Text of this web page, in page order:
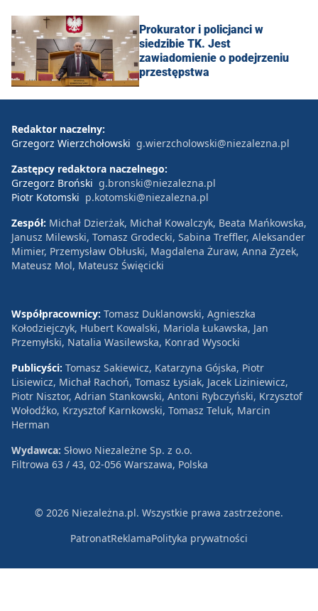
Prokurator i policjanci w
siedzibie TK. Jest
zawiadomienie o podejrzeniu
przestępstwa
Redaktor naczelny:
Grzegorz Wierzchołowski g.wierzcholowski@niezalezna.pl
Zastępcy redaktora naczelnego:
Grzegorz Broński g.bronski@niezalezna.pl
Piotr Kotomski p.kotomski@niezalezna.pl
Zespół: Michał Dzierżak, Michał Kowalczyk, Beata Mańkowska,
Janusz Milewski, Tomasz Grodecki, Sabina Treffler, Aleksander
Mimier, Przemysław Obłuski, Magdalena Żuraw, Anna Zyzek,
Mateusz Mol, Mateusz Święcicki
Współpracownicy: Tomasz Duklanowski, Agnieszka
Kołodziejczyk, Hubert Kowalski, Mariola Łukawska, Jan
Przemyłski, Natalia Wasilewska, Konrad Wysocki
Publicyści: Tomasz Sakiewicz, Katarzyna Gójska, Piotr
Lisiewicz, Michał Rachoń, Tomasz Łysiak, Jacek Liziniewicz,
Piotr Nisztor, Adrian Stankowski, Antoni Rybczyński, Krzysztof
Wołodźko, Krzysztof Karnkowski, Tomasz Teluk, Marcin
Herman
Wydawca: Słowo Niezależne Sp. z o.o.
Filtrowa 63 / 43, 02-056 Warszawa, Polska
© 2026 Niezależna.pl. Wszystkie prawa zastrzeżone.
PatronatReklamaPolityka prywatności